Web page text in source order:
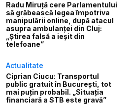
Radu Miruță cere Parlamentului
să grăbească legea împotriva
manipulării online, după atacul
asupra ambulanței din Cluj:
„Știrea falsă a ieșit din
telefoane”
Actualitate
Ciprian Ciucu: Transportul
public gratuit în București, tot
mai puțin probabil. „Situația
financiară a STB este gravă”